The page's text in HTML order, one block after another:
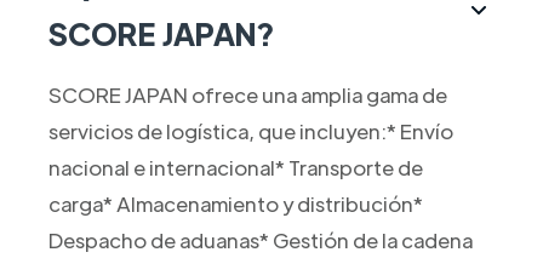
SCORE JAPAN?
SCORE JAPAN ofrece una amplia gama de
servicios de logística, que incluyen:* Envío
nacional e internacional* Transporte de
carga* Almacenamiento y distribución*
Despacho de aduanas* Gestión de la cadena